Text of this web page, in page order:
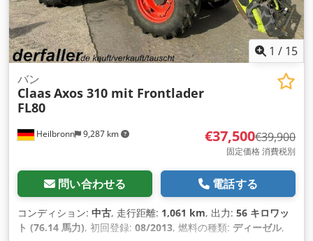
1 / 15
Heilbronn 9,287 km
バン
ClaasAxos 310 mit Frontlader
FL80
€37,500€39,900
固定価格 消費税別
問い合わせる 電話する
コンディション: 中古, 走行距離: 1,061 km, 出力: 56 キロワッ
ト (76.14 馬力), 初回登録: 08/2013, 燃料の種類: ディーゼル,